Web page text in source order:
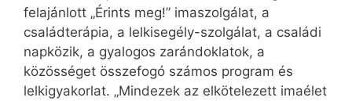
felajánlott „Érints meg!” imaszolgálat, a
családterápia, a lelkisegély-szolgálat, a családi
napközik, a gyalogos zarándoklatok, a
közösséget összefogó számos program és
lelkigyakorlat. „Mindezek az elkötelezett imaélet